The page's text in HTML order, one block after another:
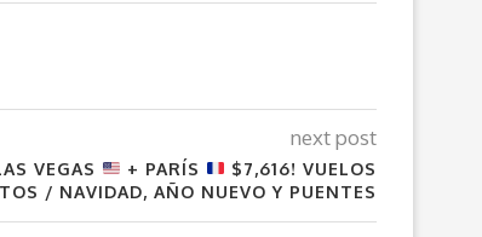
next post
VEGAS + PARÍS
$7,616! VUELOS
/ NAVIDAD, AÑO NUEVO Y PUENTES